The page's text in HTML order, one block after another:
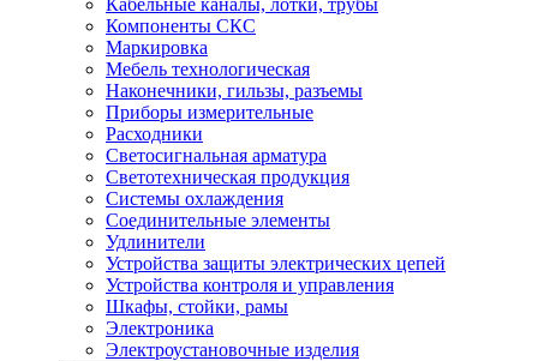
Компоненты СКС
Маркировка
Мебель технологическая
Наконечники, гильзы, разъемы
Приборы измерительные
Расходники
Светосигнальная арматура
Светотехническая продукция
Системы охлаждения
Соединительные элементы
Удлинители
Устройства защиты электрических цепей
Устройства контроля и управления
Шкафы, стойки, рамы
Электроника
Электроустановочные изделия